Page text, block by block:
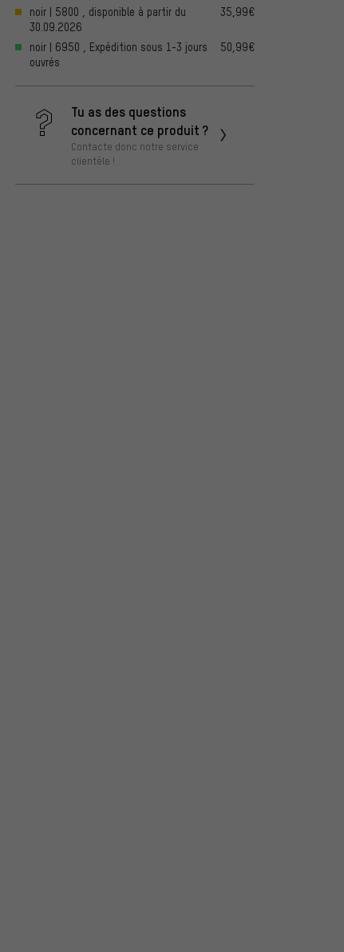
noir | 5800 , disponible à partir du
30.09.2026
35,99€
noir | 6950 , Expédition sous 1-3 jours
ouvrés
50,99€
Tu as des questions
concernant ce produit ?
Contacte donc notre service
clientèle !